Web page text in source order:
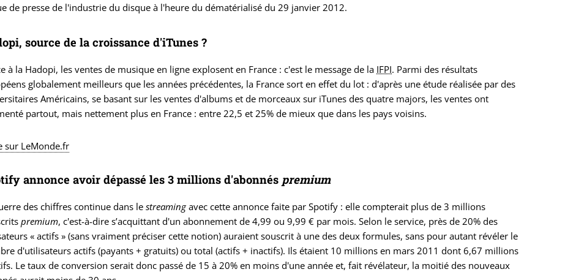
de presse de l'industrie du disque à l'heure du dématérialisé du 29 janvier 2012.
source de la croissance d'iTunes ?
à la Hadopi, les ventes de musique en ligne explosent en France : c'est le message de la IFPI. Parmi des résultats
globalement meilleurs que les années précédentes, la France sort en effet du lot : d'après une étude réalisée par des
Américains, se basant sur les ventes d'albums et de morceaux sur iTunes des quatre majors, les ventes ont
partout, mais nettement plus en France : entre 22,5 et 25% de mieux que dans les pays voisins.
sur LeMonde.fr
annonce avoir dépassé les 3 millions d'abonnés premium
des chiffres continue dans lestreamingavec cette annonce faite par Spotify : elle compterait plus de 3 millions
premium, c'est-à-dire s’acquittant d'un abonnement de 4,99 ou 9,99 € par mois. Selon le service, près de 20% des
« actifs » (sans vraiment préciser cette notion) auraient souscrit à une des deux formules, sans pour autant révéler le
d'utilisateurs actifs (payants + gratuits) ou total (actifs + inactifs). Ils étaient 10 millions en mars 2011 dont 6,67 millions
Le taux de conversion serait donc passé de 15 à 20% en moins d'une année et, fait révélateur, la moitié des nouveaux